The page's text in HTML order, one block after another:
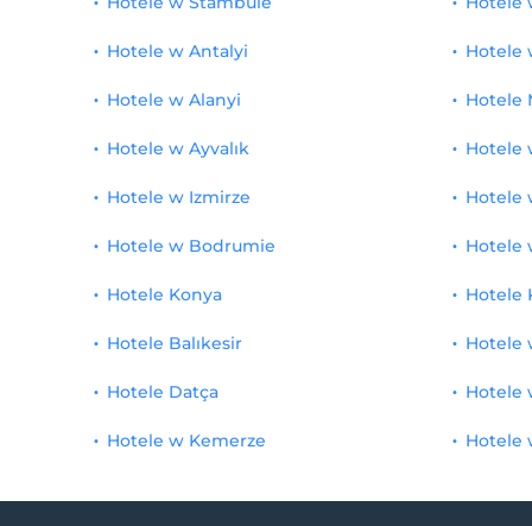
dziedziniec
Obsługa hotelowa
Szokujący prysznic
Hotele w Antalyi
Hotele w Alanyi
Hotele w Ayvalık
Hotele w Izmirze
Hotele
Hotele
Hotele
Hotele
Hotele w Bodrumie
Hotele Konya
Hotele Balıkesir
Hotele Datça
Hotele w Kemerze
Hotele
Hotele
Hotele
Hotele
Hotele